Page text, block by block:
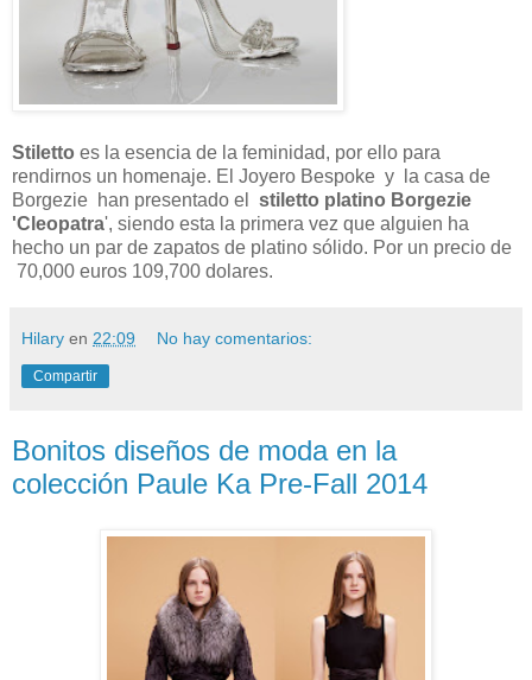
Stiletto es la esencia de la feminidad, por ello para
rendirnos un homenaje. El Joyero Bespoke y la casa de
Borgezie han presentado el stiletto platino Borgezie
'Cleopatra', siendo esta la primera vez que alguien ha
hecho un par de zapatos de platino sólido. Por un precio de
70,000 euros 109,700 dolares.
Hilary en 22:09 No hay comentarios:
Compartir
Bonitos diseños de moda en la
colección Paule Ka Pre-Fall 2014